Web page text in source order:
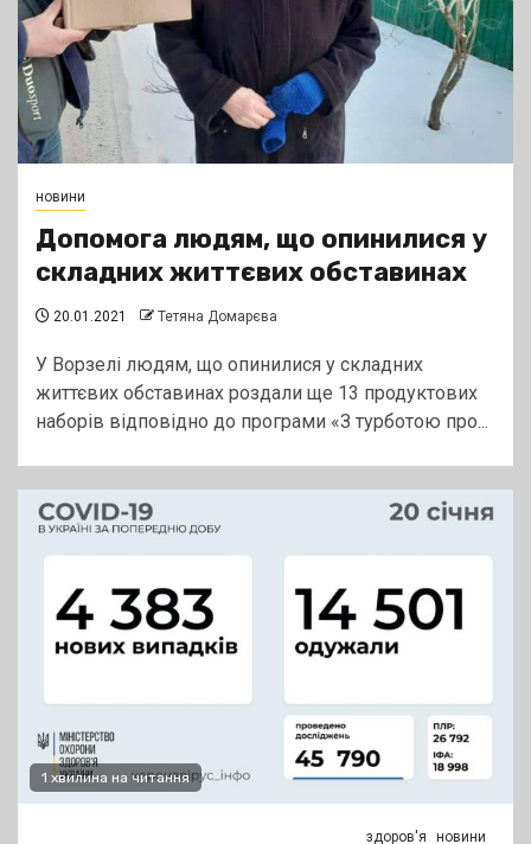
новини
Допомога людям, що опинилися у
складних життєвих обставинах
20.01.2021 Тетяна Домарєва
У Ворзелі людям, що опинилися у складних
життєвих обставинах роздали ще 13 продуктових
наборів відповідно до програми «З турботою про...
1 хвилина на читання
здоров'я новини